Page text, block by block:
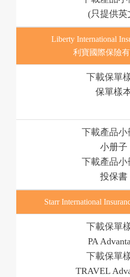
(只提供英
Liberty International
利寶國際保險
下載
保單樣
下載
小册子
下載
投保書
Starr International
下載
PA
下載
TRAVEL